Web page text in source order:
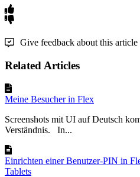
Give feedback about this article
Related Articles
Meine Besucher in Flex
Screenshots mit UI auf Deutsch
Verständnis. In...
Einrichten einer Benutzer-PIN in
Tablets